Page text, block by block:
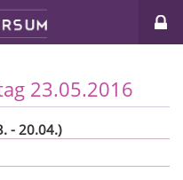
23.05.2016
- 20.04.)